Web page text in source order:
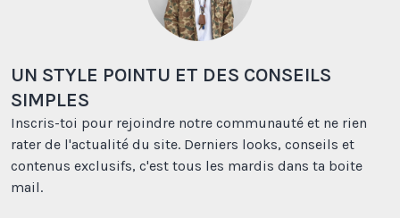
UN STYLE POINTU ET DES CONSEILS
SIMPLES
Inscris-toi pour rejoindre notre communauté et ne rien
rater de l'actualité du site. Derniers looks, conseils et
contenus exclusifs, c'est tous les mardis dans ta boite
mail.